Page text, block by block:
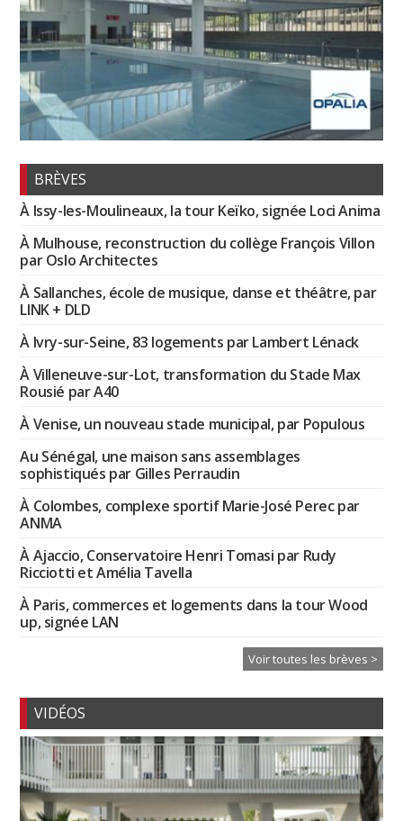
BRÈVES
À Issy-les-Moulineaux, la tour Keïko, signée Loci Anima
À Mulhouse, reconstruction du collège François Villon
par Oslo Architectes
À Sallanches, école de musique, danse et théâtre, par
LINK + DLD
À Ivry-sur-Seine, 83 logements par Lambert Lénack
À Villeneuve-sur-Lot, transformation du Stade Max
Rousié par A40
À Venise, un nouveau stade municipal, par Populous
Au Sénégal, une maison sans assemblages
sophistiqués par Gilles Perraudin
À Colombes, complexe sportif Marie-José Perec par
ANMA
À Ajaccio, Conservatoire Henri Tomasi par Rudy
Ricciotti et Amélia Tavella
À Paris, commerces et logements dans la tour Wood
up, signée LAN
Voir toutes les brèves >
VIDÉOS